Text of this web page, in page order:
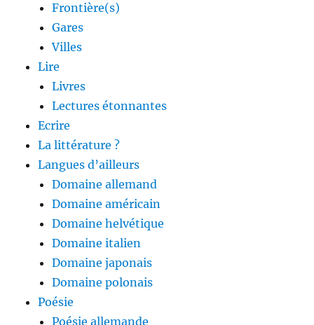
Frontière(s)
Gares
Villes
Lire
Livres
Lectures étonnantes
Ecrire
La littérature ?
Langues d’ailleurs
Domaine allemand
Domaine américain
Domaine helvétique
Domaine italien
Domaine japonais
Domaine polonais
Poésie
Poésie allemande